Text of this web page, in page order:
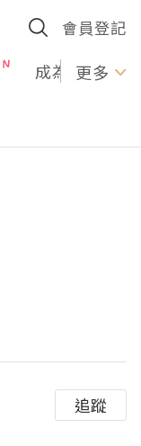
會員登記
成為U更多
追蹤